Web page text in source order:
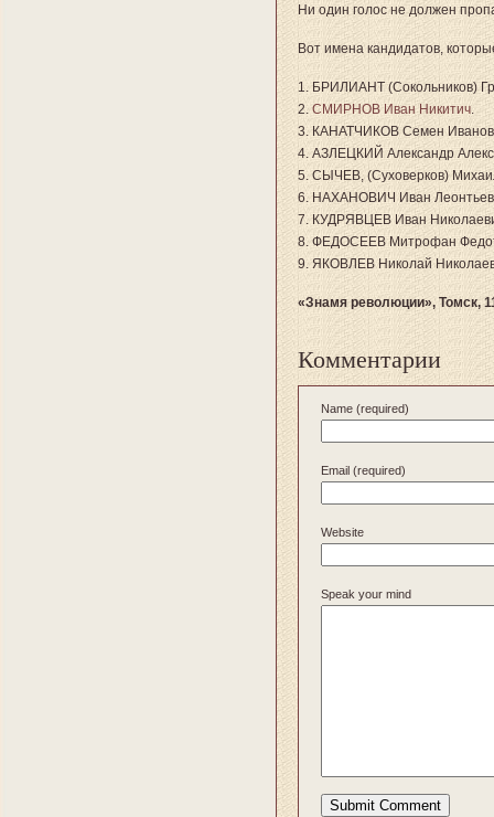
Ни один голос не должен
Вот имена кандидатов,
1. БРИЛИАНТ (Сокольников)
2. СМИРНОВ Иван Никитич.
3. КАНАТЧИКОВ Семен
4. АЗЛЕЦКИЙ Александр
5. СЫЧЕВ, (Суховерков)
6. НАХАНОВИЧ Иван
7. КУДРЯВЦЕВ Иван
8. ФЕДОСЕЕВ Митрофан
9. ЯКОВЛЕВ Николай
«Знамя революции», Томск,
Комментарии
Name (required)
Email (required)
Website
Speak your mind